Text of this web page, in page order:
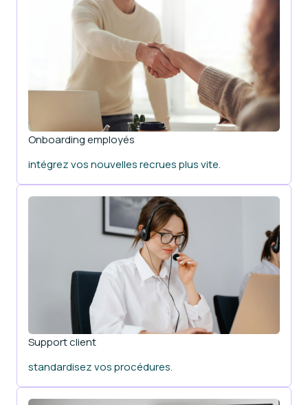
Onboarding employés
intégrez vos nouvelles recrues plus vite.
Support client
standardisez vos procédures.